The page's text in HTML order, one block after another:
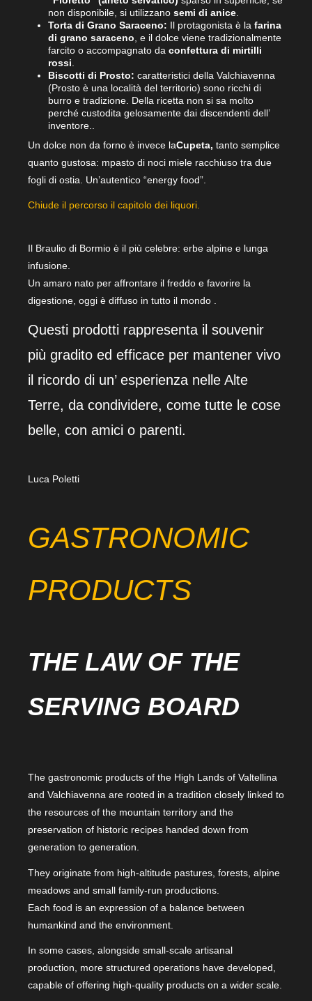
non disponibile, si utilizzano semi di anice.
Torta di Grano Saraceno: Il protagonista è la farina
di grano saraceno , e il dolce viene tradizionalmente
farcito o accompagnato da confettura di mirtilli
rossi
Biscotti di Prosto: caratteristici della Valchiavenna
(Prosto è una località del territorio) sono ricchi di
burro e tradizione. Della ricetta non si sa molto
perché custodita gelosamente dai discendenti dell’
inventore..
Un dolce non da forno è invece laCupeta, tanto semplice
quanto gustosa: mpasto di noci miele racchiuso tra due
fogli di ostia. Un’autentico “energy food”.
Chiude il percorso il capitolo dei liquori.
Il Braulio di Bormio è il più celebre: erbe alpine e lunga
infusione.
Un amaro nato per affrontare il freddo e favorire la
digestione, oggi è diffuso in tutto il mondo .
Questi prodotti rappresenta il souvenir
più gradito ed efficace per mantener vivo
il ricordo di un’ esperienza nelle Alte
Terre, da condividere, come tutte le cose
belle, con amici o parenti.
Luca Poletti
GASTRONOMIC
PRODUCTS
THE LAW OF THE
SERVING BOARD
The gastronomic products of the High Lands of Valtellina
and Valchiavenna are rooted in a tradition closely linked to
the resources of the mountain territory and the
preservation of historic recipes handed down from
generation to generation.
They originate from high-altitude pastures, forests, alpine
meadows and small family-run productions.
Each food is an expression of a balance between
humankind and the environment.
In some cases, alongside small-scale artisanal
production, more structured operations have developed,
capable of offering high-quality products on a wider scale.